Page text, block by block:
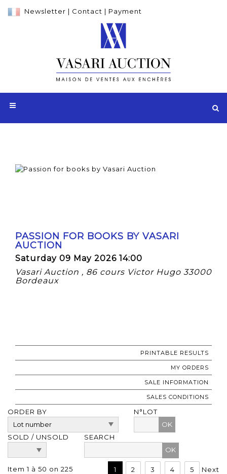
Newsletter | Contact | Payment
PASSION FOR BOOKS BY VASARI
AUCTION
Saturday 09 May 2026 14:00
Vasari Auction , 86 cours Victor Hugo 33000
Bordeaux
PRINTABLE RESULTS
MY ORDERS
SALE INFORMATION
SALES CONDITIONS
ORDER BY
N°LOT
OK
SOLD / UNSOLD
SEARCH
Item 1 à 50 on 225 1 2 3 4 5 Next